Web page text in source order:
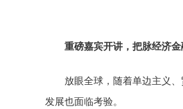
重磅嘉宾开讲，把脉经济金
放眼全球，随着单边主义
发展也面临考验。